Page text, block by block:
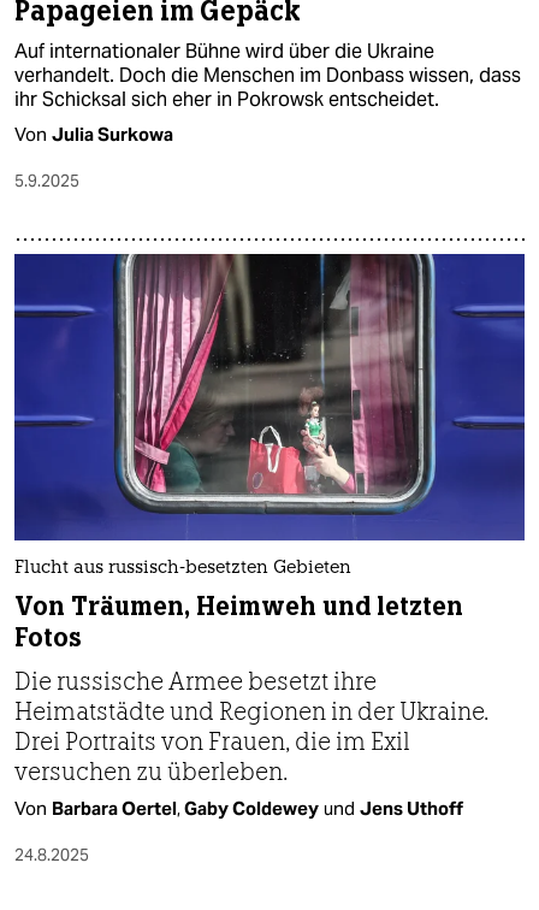
Papageien im Gepäck
Auf internationaler Bühne wird über die Ukraine
verhandelt. Doch die Menschen im Donbass wissen, dass
ihr Schicksal sich eher in Pokrowsk entscheidet.
Von Julia Surkowa
5.9.2025
Flucht aus russisch-besetzten Gebieten
Von Träumen, Heimweh und letzten
Fotos
Die russische Armee besetzt ihre
Heimatstädte und Regionen in der Ukraine.
Drei Portraits von Frauen, die im Exil
versuchen zu überleben.
Von Barbara Oertel,Gaby Coldewey und Jens Uthoff
24.8.2025